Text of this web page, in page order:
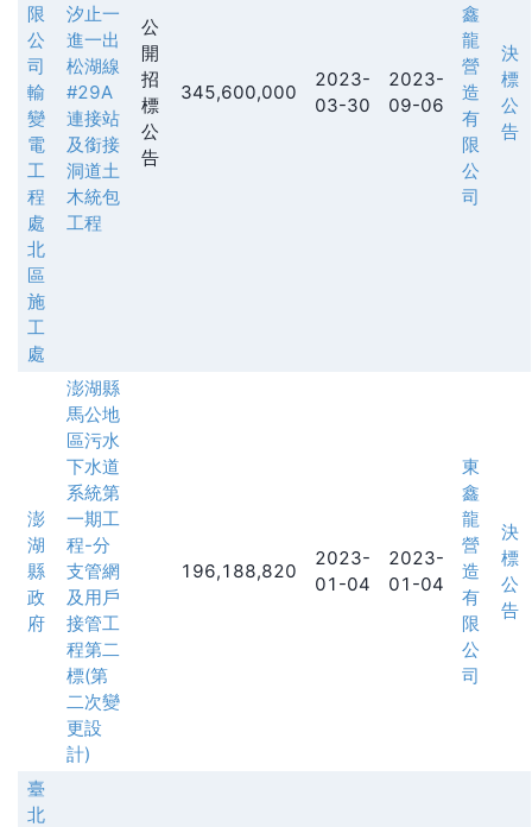
限
公
司
輸
變
電
工
程
處
北
區
施
工
處
汐止一
進一出
松湖線
#29A
連接站
及銜接
洞道土
木統包
工程
公
開
招
標
公
告
345,600,000
2023-
03-30
2023-
09-06
鑫
龍
營
造
有
限
公
司
決
標
公
告
澎
湖
縣
政
府
澎湖縣
馬公地
區污水
下水道
系統第
一期工
程-分
支管網
及用戶
接管工
程第二
標(第
二次變
更設
計)
196,188,820
2023-
01-04
2023-
01-04
東
鑫
龍
營
造
有
限
公
司
決
標
公
告
臺
北